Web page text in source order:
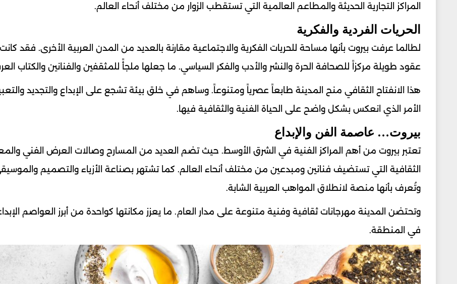
المراكز التجارية الحديثة والمطاعم العالمية التي تستقطب الزوار من مختلف أنحاء العالم.
الحريات الفردية والفكرية
لطالما عرفت بيروت بأنها مساحة للحريات الفكرية والاجتماعية مقارنة بالعديد من المدن العربية الأخرى. فقد
عقود طويلة مركزاً للصحافة الحرة والنشر والأدب والفكر السياسي. ما جعلها ملجأً للمثقفين والفنانين والكتاب
هذا الانفتاح الثقافي منح المدينة طابعاً عصرياً ومتنوعاً. وساهم في خلق بيئة تشجع على الإبداع والتجديد
الأمر الذي انعكس بشكل واضح على الحياة الفنية والثقافية فيها.
بيروت… عاصمة الفن والإبداع
تعتبر بيروت من أهم المراكز الفنية في الشرق الأوسط. حيث تضم العديد من المسارح وصالات العرض الفني
الثقافية التي تستضيف فنانين ومبدعين من مختلف أنحاء العالم. كما تشتهر بصناعة الأزياء والتصميم
وتُعرف بأنها منصة لانطلاق المواهب العربية الشابة.
وتحتضن المدينة مهرجانات ثقافية وفنية متنوعة على مدار العام. ما يعزز مكانتها كواحدة من أبرز العواصم
في المنطقة.